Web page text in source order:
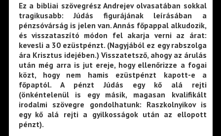
Ez a bibliai szövegrész Andrejev olvasatában sokkal
tragikusabb: Júdás figurájának leírásában a
pénzsóvárság is jelen van. Annás főpappal alkudozik,
és visszataszító módon fel akarja verni az árat:
kevesli a 30 ezüstpénzt. (Nagyjából ez egy rabszolga
ára Krisztus idejében.) Visszatetsző, ahogy az árulás
után még arra is jut ereje, hogy ellenőrizze a fogai
közt, hogy nem hamis ezüstpénzt kapott-e a
főpaptól. A pénzt Júdás egy kő alá rejti
(önkéntelenül is egy másik, magasan kvalifikált
irodalmi szövegre gondolhatunk: Raszkolnyikov is
egy kő alá rejti a gyilkosságok után az ellopott
pénzt).